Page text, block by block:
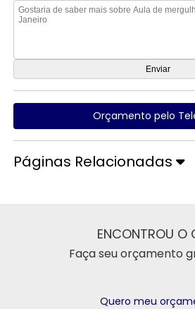
Orçamento pelo
Páginas Relacionadas
ENCONTROU O
Faça seu orçamento
Quero meu